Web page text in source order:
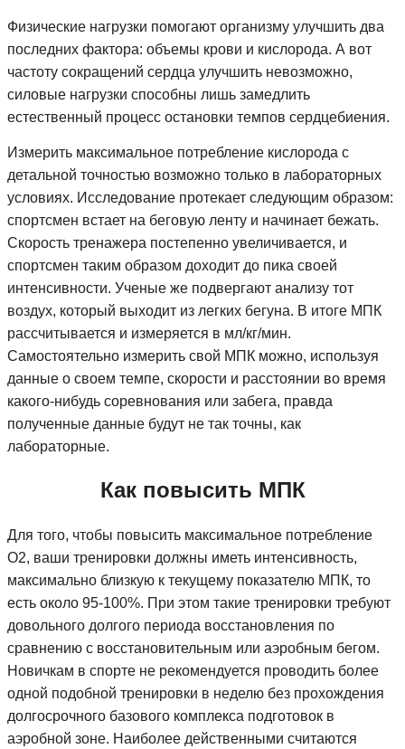
Физические нагрузки помогают организму улучшить два
последних фактора: объемы крови и кислорода. А вот
частоту сокращений сердца улучшить невозможно,
силовые нагрузки способны лишь замедлить
естественный процесс остановки темпов сердцебиения.
Измерить максимальное потребление кислорода с
детальной точностью возможно только в лабораторных
условиях. Исследование протекает следующим образом:
спортсмен встает на беговую ленту и начинает бежать.
Скорость тренажера постепенно увеличивается, и
спортсмен таким образом доходит до пика своей
интенсивности. Ученые же подвергают анализу тот
воздух, который выходит из легких бегуна. В итоге МПК
рассчитывается и измеряется в мл/кг/мин.
Самостоятельно измерить свой МПК можно, используя
данные о своем темпе, скорости и расстоянии во время
какого-нибудь соревнования или забега, правда
полученные данные будут не так точны, как
лабораторные.
Как повысить МПК
Для того, чтобы повысить максимальное потребление
О2, ваши тренировки должны иметь интенсивность,
максимально близкую к текущему показателю МПК, то
есть около 95-100%. При этом такие тренировки требуют
довольного долгого периода восстановления по
сравнению с восстановительным или аэробным бегом.
Новичкам в спорте не рекомендуется проводить более
одной подобной тренировки в неделю без прохождения
долгосрочного базового комплекса подготовок в
аэробной зоне. Наиболее действенными считаются